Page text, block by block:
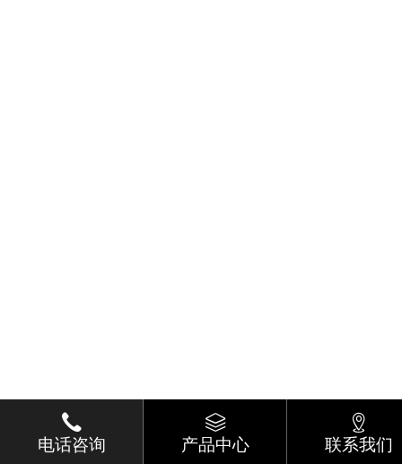
电话咨询 产品中心 联系我们